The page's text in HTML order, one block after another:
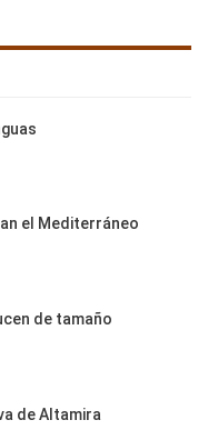
el Mediterráneo
de tamaño
de Altamira